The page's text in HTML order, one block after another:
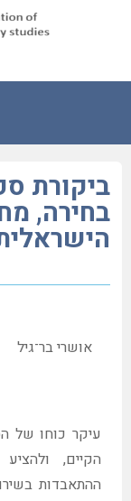
ביקורת
בחירה,
אושרי בר־גיל
עיקר כוחו של
הקיים,
ההתאבדות